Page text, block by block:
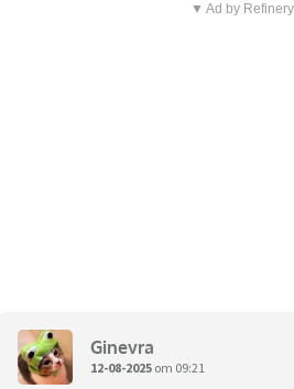
▼ Ad by
Ginevra
12-08-2025 om 09:21